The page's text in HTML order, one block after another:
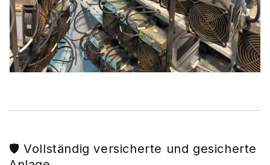
🛡️ Vollständig versicherte und gesicherte